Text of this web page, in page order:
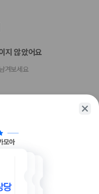
지 않았어요
겨보세요
공유해보세요
사